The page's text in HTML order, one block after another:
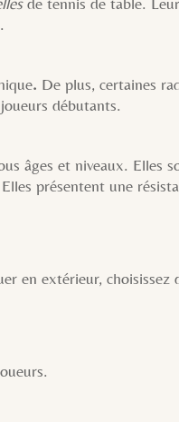
. De plus, certaines
débutants.
âges et niveaux. Elles
présentent une
en extérieur, choisissez